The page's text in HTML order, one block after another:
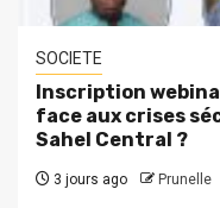
SOCIETE
Inscription
face aux crises
Sahel Central ?
3 jours ago Prunelle